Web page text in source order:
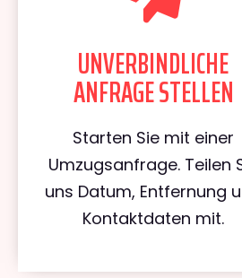
UNVERBINDLICHE
ANFRAGE STELLEN
Starten Sie mit einer
Umzugsanfrage. Teilen
uns Datum, Entfernung
Kontaktdaten mit.